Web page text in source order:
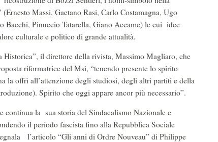
Massi, Gaetano Rasi, Carlo Costamagna, Ugo
Pinuccio Tatarella, Giano Accame) le cui idee
culturale e politico di grande attualità.
Historica”, il direttore della rivista, Massimo Magliaro, che
riformatrice del Msi, “tenendo presente lo spirito
la offrì all’attenzione degli studiosi, degli altri partiti e della
Spirito che oggi appare ancor più necessario”.
la sua storia del Sindacalismo Nazionale e
il periodo fascista fino alla Repubblica Sociale
l’articolo “Gli anni di Ordre Nouveau” di Philippe